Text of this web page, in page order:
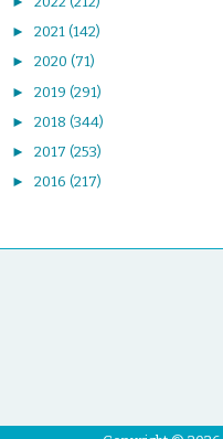
► 2021 (142)
► 2020 (71)
► 2019 (291)
► 2018 (344)
► 2017 (253)
► 2016 (217)